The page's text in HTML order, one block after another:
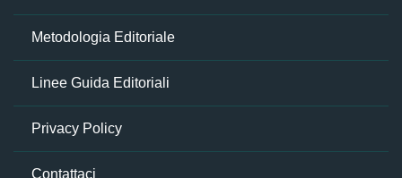
Metodologia Editoriale
Linee Guida Editoriali
Privacy Policy
Contattaci